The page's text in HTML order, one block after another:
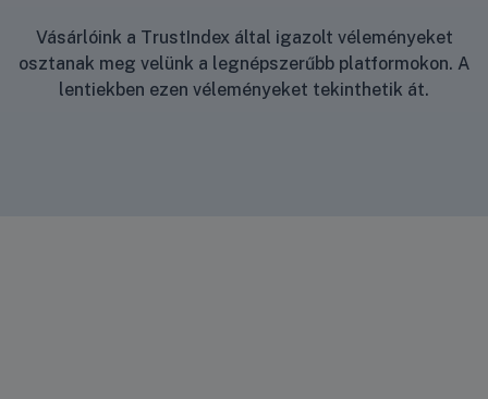
Vásárlóink a TrustIndex által igazolt véleményeket
osztanak meg velünk a legnépszerűbb platformokon. A
lentiekben ezen véleményeket tekinthetik át.